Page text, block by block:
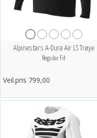
Alpinestars A-Dura Air LS Trøye
Regular Fit
Veil.pris 799,00